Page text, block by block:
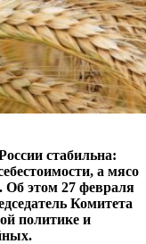
стабильна:
а мясо
Об этом 27 февраля
Комитета
политике и